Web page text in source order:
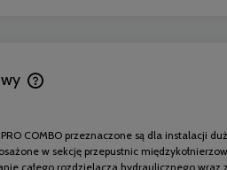
COMBO przeznaczone są dla instalacji
w sekcję przepustnic
całego rozdzielacza hydraulicznego wraz